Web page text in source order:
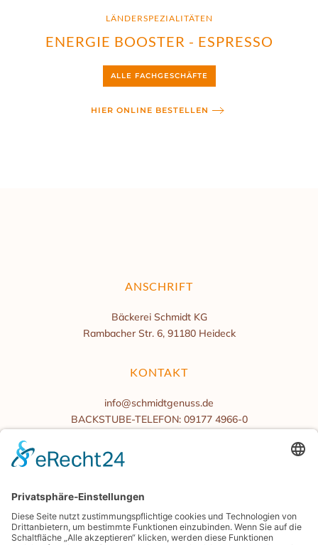
LÄNDERSPEZIALITÄTEN
ENERGIE BOOSTER - ESPRESSO
ALLE FACHGESCHÄFTE
HIER ONLINE BESTELLEN
ANSCHRIFT
Bäckerei Schmidt KG
Rambacher Str. 6, 91180 Heideck
KONTAKT
info@schmidtgenuss.de
BACKSTUBE-TELEFON: 09177 4966-0
BÜROZEITEN
Samstag/Sonntag geschlossen